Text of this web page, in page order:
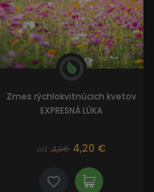
Zmes rýchlokvitnúcich kvetov
EXPRESNÁ LÚKA
od 4,56 4,20 €